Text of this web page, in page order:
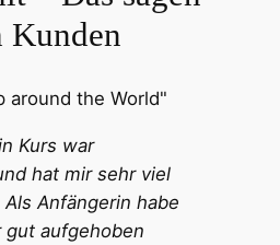
Kurs war
hat mir sehr viel
Anfängerin habe
aufgehoben